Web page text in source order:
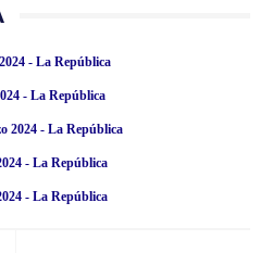
- La República
- La República
2024 - La República
- La República
- La República